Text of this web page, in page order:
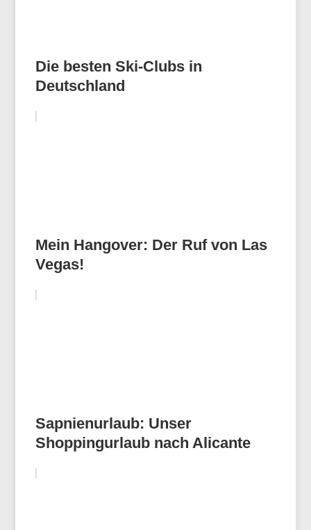
Die besten Ski-Clubs in
Deutschland
Mein Hangover: Der Ruf von Las
Vegas!
Sapnienurlaub: Unser
Shoppingurlaub nach Alicante